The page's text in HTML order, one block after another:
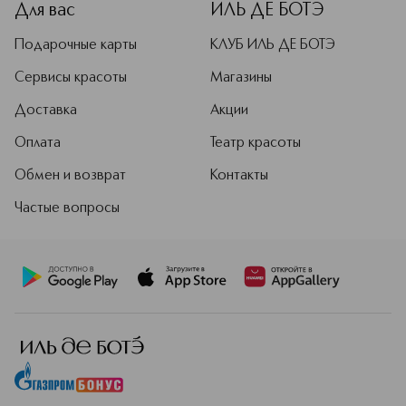
Для вас
Подарочные карты
Сервисы красоты
Доставка
Оплата
Обмен и возврат
Частые вопросы
ИЛЬ ДЕ БОТЭ
КЛУБ ИЛЬ ДЕ БОТЭ
Магазины
Акции
Театр красоты
Контакты